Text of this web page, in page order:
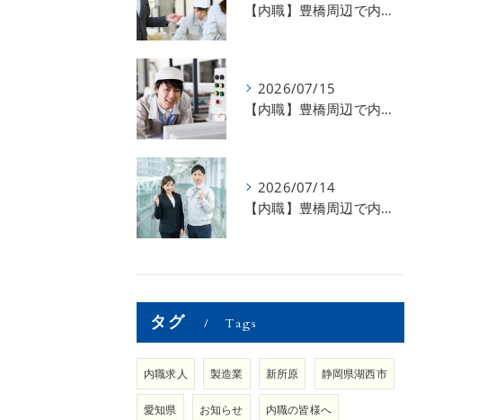
【内職】豊橋周辺で内職のお仕事を探している方募集中！【お仕事の内容】
2026/07/15
【内職】豊橋周辺で内職のお仕事を探している方募集中！【急な学級閉鎖も安心】
2026/07/14
【内職】豊橋周辺で内職のお仕事を探している方募集中！【内職さまのお声②】
タグ Tags
内職求人 製造業 新所原 静岡県湖西市
愛知県 お知らせ 内職の皆様へ